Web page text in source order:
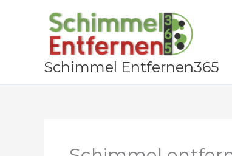
Schimmel Entfernen365